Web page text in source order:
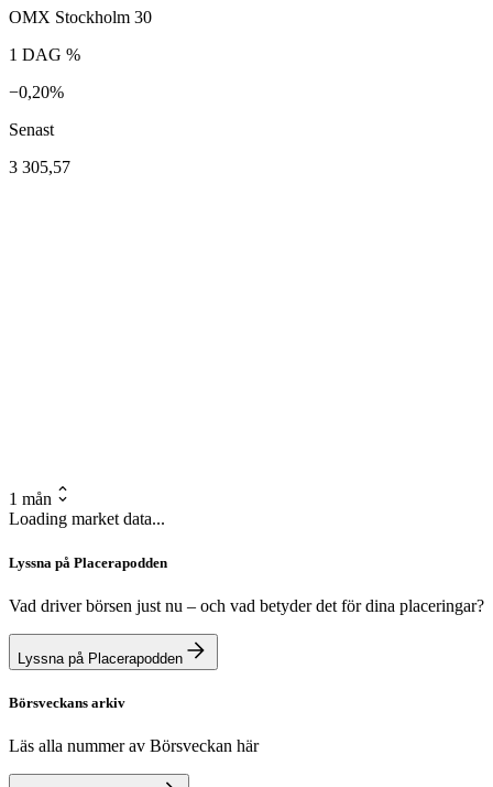
OMX Stockholm 30
1 DAG %
−0,20%
Senast
3 305,57
1 mån
Loading market data...
Lyssna på Placerapodden
Vad driver börsen just nu – och vad betyder det för dina placeringar?
Lyssna på Placerapodden
Börsveckans arkiv
Läs alla nummer av Börsveckan här